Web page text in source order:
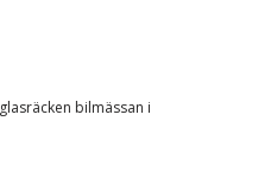
glasräcken bilmässan i